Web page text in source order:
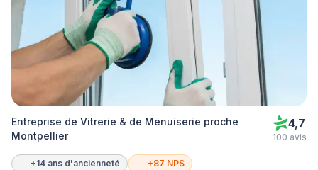
Entreprise de Vitrerie & de Menuiserie proche
Montpellier
4,7
100 avis
+14 ans d'ancienneté +87 NPS